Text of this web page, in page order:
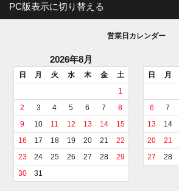
PC版表示に切り替える
営業日カレンダー
2026年8月
日 月 火 水 木 金
土
1
2
3 4 5 6 7
8
9
10 11 12 13 14
15
16
17 18 19 20 21
22
23
24 25 26 27 28
29
30
31
日 月
6
7
13
14
20
21
27
28